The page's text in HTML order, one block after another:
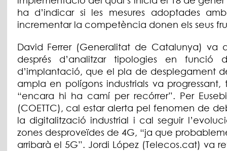
ha d’indicar si les mesures adoptades
incrementar la competència donen els seus
David Ferrer (Generalitat de Catalunya) va
després d’analitzar tipologies en funció
d’implantació, que el pla de desplegament
ampla en polígons industrials va
“encara hi ha camí per recórrer”. Per
(COETTC), cal estar alerta pel fenomen de
la digitalització industrial i cal seguir
zones desproveïdes de 4G, “ja que
arribarà el 5G”. Jordi López (Telecos.cat) va